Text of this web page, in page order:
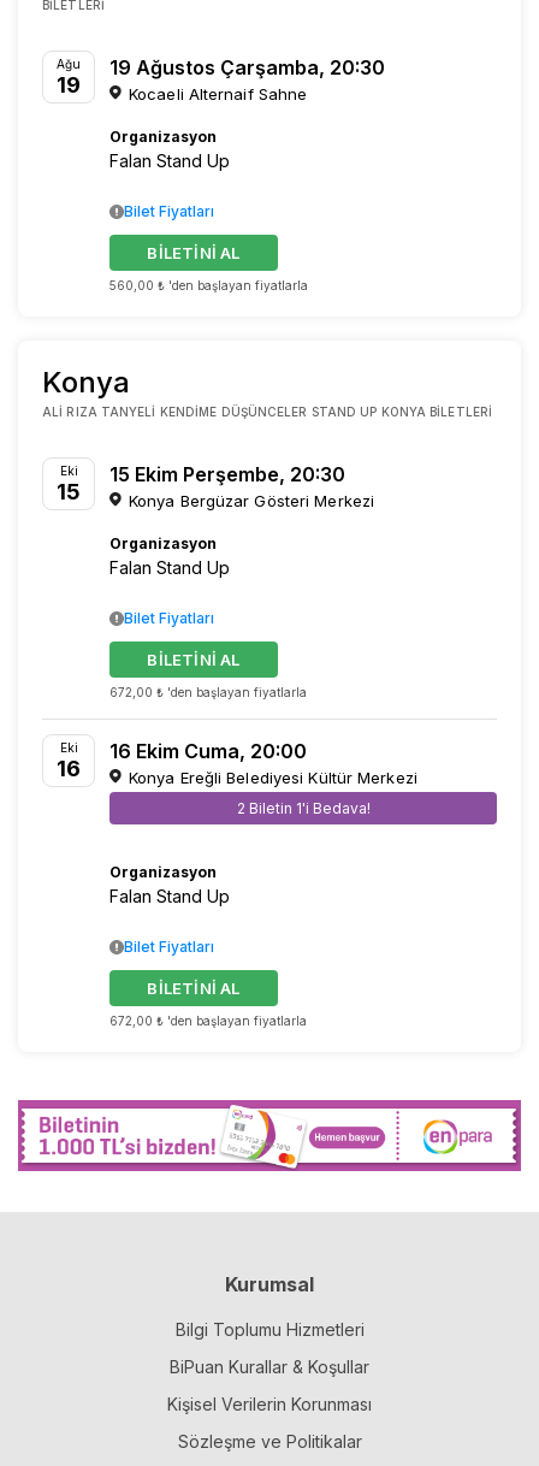
BILETLERI
Ağu
19
19 Ağustos Çarşamba, 20:30
Kocaeli Alternaif Sahne
Organizasyon
Falan Stand Up
560,00 ₺ 'den başlayan fiyatlarla
BİLETİNİ AL
Bilet Fiyatları
Konya
ALI RIZA TANYELI KENDIME DÜŞÜNCELER STAND UP KONYA BILETLERI
Eki
15
15 Ekim Perşembe, 20:30
Konya Bergüzar Gösteri Merkezi
Organizasyon
Falan Stand Up
672,00 ₺ 'den başlayan fiyatlarla
BİLETİNİ AL
Bilet Fiyatları
Eki
16
16 Ekim Cuma, 20:00
Konya Ereğli Belediyesi Kültür Merkezi
2 Biletin 1'i Bedava!
Organizasyon
Falan Stand Up
672,00 ₺ 'den başlayan fiyatlarla
BİLETİNİ AL
Bilet Fiyatları
Kurumsal
Bilgi Toplumu Hizmetleri
BiPuan Kurallar & Koşullar
Kişisel Verilerin Korunması
Sözleşme ve Politikalar